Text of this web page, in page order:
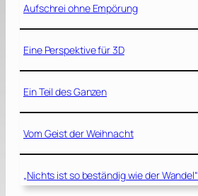
Aufschrei ohne Empörung
Eine Perspektive für 3D
Ein Teil des Ganzen
Vom Geist der Weihnacht
„Nichts ist so beständig wie der Wandel“